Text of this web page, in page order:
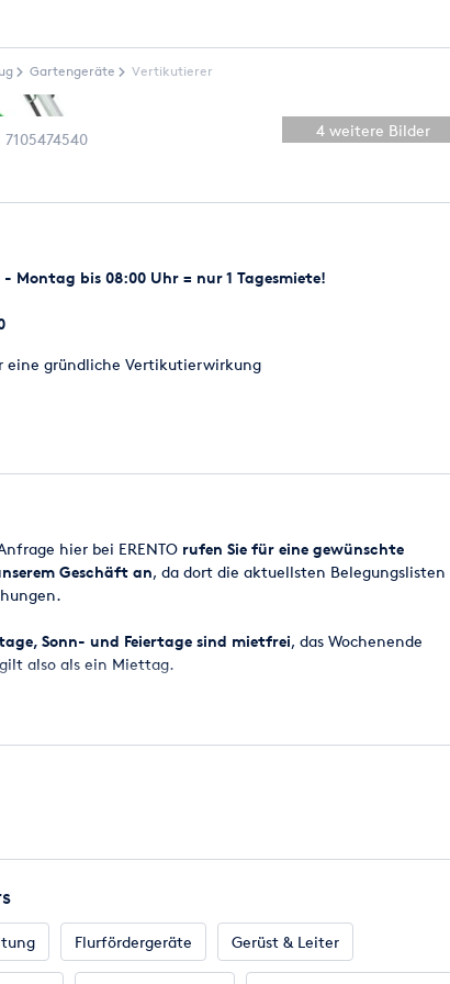
Gartengeräte Vertikutierer
4 weitere Bilder
7105474540
Montag bis 08:00 Uhr = nur 1 Tagesmiete!
eine gründliche Vertikutierwirkung
hier bei ERENTO rufen Sie für eine gewünschte
Geschäft an, da dort die aktuellsten Belegungslisten
Sonn- und Feiertage sind mietfrei, das Wochenende
also als ein Miettag.
Regel ab 8.00 Uhr bereitgestellt, der Miettag endet
zugesagt werden, da es vorkommen kann, dass zugesagte
Fall eine entsprechende Maschine für Sie parat zu haben.
einen Miettag incl. der gesetzlichen Mehrwertsteuer.
Flurfördergeräte Gerüst & Leiter